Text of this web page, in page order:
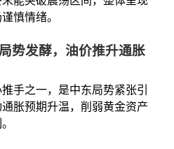
慎情绪。
势发酵，油价推升通胀
手之一，是中东局势紧张引
胀预期升温，削弱黄金资产